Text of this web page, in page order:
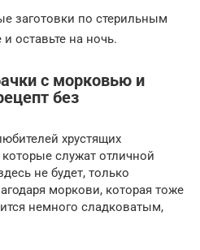
заготовки по стерильным
и оставьте на ночь.
с морковью и
без
хрустящих
служат отличной
не будет, только
моркови, которая тоже
немного сладковатым,